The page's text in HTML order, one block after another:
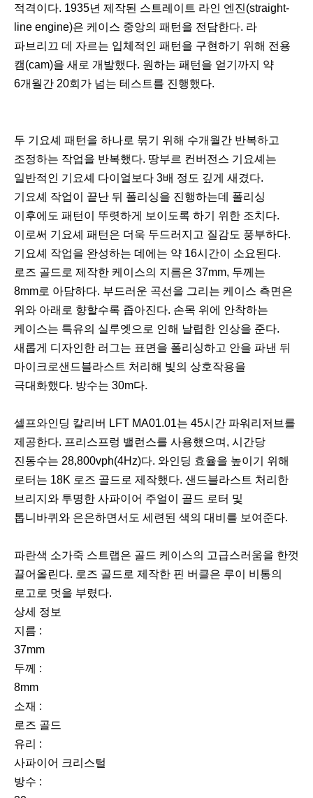
적격이다. 1935년 제작된 스트레이트 라인 엔진(straight-
line engine)은 케이스 중앙의 패턴을 전담한다. 라
파브리끄 데 자르는 입체적인 패턴을 구현하기 위해 전용
캠(cam)을 새로 개발했다. 원하는 패턴을 얻기까지 약
6개월간 20회가 넘는 테스트를 진행했다.
두 기요셰 패턴을 하나로 묶기 위해 수개월간 반복하고
조정하는 작업을 반복했다. 땅부르 컨버전스 기요셰는
일반적인 기요셰 다이얼보다 3배 정도 깊게 새겼다.
기요셰 작업이 끝난 뒤 폴리싱을 진행하는데 폴리싱
이후에도 패턴이 뚜렷하게 보이도록 하기 위한 조치다.
이로써 기요셰 패턴은 더욱 두드러지고 질감도 풍부하다.
기요셰 작업을 완성하는 데에는 약 16시간이 소요된다.
로즈 골드로 제작한 케이스의 지름은 37mm, 두께는
8mm로 아담하다. 부드러운 곡선을 그리는 케이스 측면은
위와 아래로 향할수록 좁아진다. 손목 위에 안착하는
케이스는 특유의 실루엣으로 인해 날렵한 인상을 준다.
새롭게 디자인한 러그는 표면을 폴리싱하고 안을 파낸 뒤
마이크로샌드블라스트 처리해 빛의 상호작용을
극대화했다. 방수는 30m다.
셀프와인딩 칼리버 LFT MA01.01는 45시간 파워리저브를
제공한다. 프리스프렁 밸런스를 사용했으며, 시간당
진동수는 28,800vph(4Hz)다. 와인딩 효율을 높이기 위해
로터는 18K 로즈 골드로 제작했다. 샌드블라스트 처리한
브리지와 투명한 사파이어 주얼이 골드 로터 및
톱니바퀴와 은은하면서도 세련된 색의 대비를 보여준다.
파란색 소가죽 스트랩은 골드 케이스의 고급스러움을 한껏
끌어올린다. 로즈 골드로 제작한 핀 버클은 루이 비통의
로고로 멋을 부렸다.
상세 정보
지름 :
37mm
두께 :
8mm
소재 :
로즈 골드
유리 :
사파이어 크리스털
방수 :